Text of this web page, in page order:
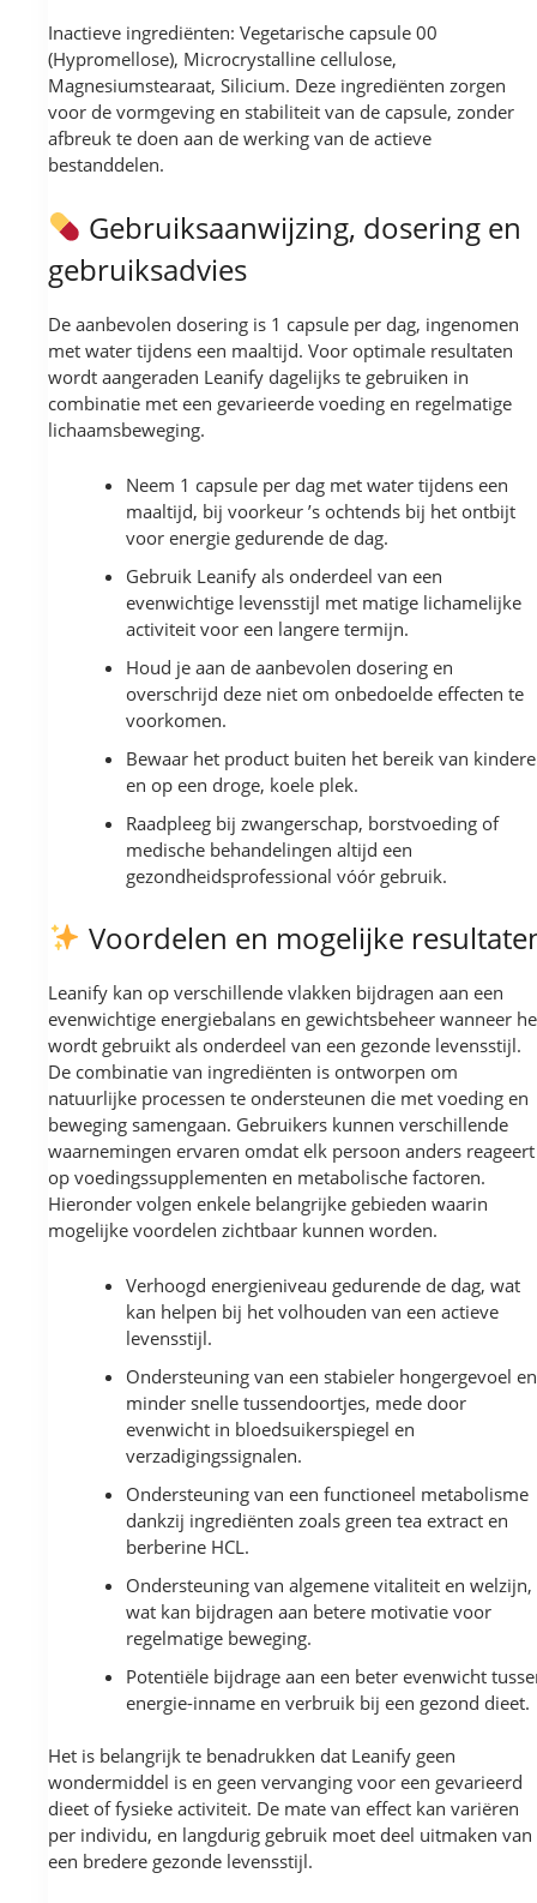
Inactieve ingrediënten: Vegetarische capsule 00
(Hypromellose), Microcrystalline cellulose,
Magnesiumstearaat, Silicium. Deze ingrediënten zorgen
voor de vormgeving en stabiliteit van de capsule, zonder
afbreuk te doen aan de werking van de actieve
bestanddelen.
Gebruiksaanwijzing, dosering en
gebruiksadvies
De aanbevolen dosering is 1 capsule per dag, ingenomen
met water tijdens een maaltijd. Voor optimale resultaten
wordt aangeraden Leanify dagelijks te gebruiken in
combinatie met een gevarieerde voeding en regelmatige
lichaamsbeweging.
Neem 1 capsule per dag met water tijdens een
maaltijd, bij voorkeur ’s ochtends bij het ontbijt
voor energie gedurende de dag.
Gebruik Leanify als onderdeel van een
evenwichtige levensstijl met matige lichamelijke
activiteit voor een langere termijn.
Houd je aan de aanbevolen dosering en
overschrijd deze niet om onbedoelde effecten te
voorkomen.
Bewaar het product buiten het bereik van
en op een droge, koele plek.
Raadpleeg bij zwangerschap, borstvoeding of
medische behandelingen altijd een
gezondheidsprofessional vóór gebruik.
Voordelen en mogelijke
Leanify kan op verschillende vlakken bijdragen aan een
evenwichtige energiebalans en gewichtsbeheer wanneer
wordt gebruikt als onderdeel van een gezonde levensstijl.
De combinatie van ingrediënten is ontworpen om
natuurlijke processen te ondersteunen die met voeding en
beweging samengaan. Gebruikers kunnen verschillende
waarnemingen ervaren omdat elk persoon anders reageert
op voedingssupplementen en metabolische factoren.
Hieronder volgen enkele belangrijke gebieden waarin
mogelijke voordelen zichtbaar kunnen worden.
Verhoogd energieniveau gedurende de dag, wat
kan helpen bij het volhouden van een actieve
levensstijl.
Ondersteuning van een stabieler hongergevoel en
minder snelle tussendoortjes, mede door
evenwicht in bloedsuikerspiegel en
verzadigingssignalen.
Ondersteuning van een functioneel metabolisme
dankzij ingrediënten zoals green tea extract en
berberine HCL.
Ondersteuning van algemene vitaliteit en welzijn,
wat kan bijdragen aan betere motivatie voor
regelmatige beweging.
Potentiële bijdrage aan een beter evenwicht
energie-inname en verbruik bij een gezond dieet.
Het is belangrijk te benadrukken dat Leanify geen
wondermiddel is en geen vervanging voor een gevarieerd
dieet of fysieke activiteit. De mate van effect kan variëren
per individu, en langdurig gebruik moet deel uitmaken van
een bredere gezonde levensstijl.